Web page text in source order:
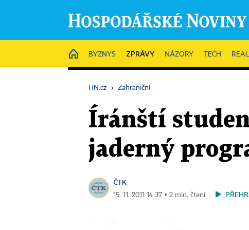
HOME
BYZNYS ZPRÁVY NÁZORY TECH
HN.cz › Zahraniční
Íránští
jaderný
ČTK
15. 11. 2011 14:37 ▪ 2 min. čtení